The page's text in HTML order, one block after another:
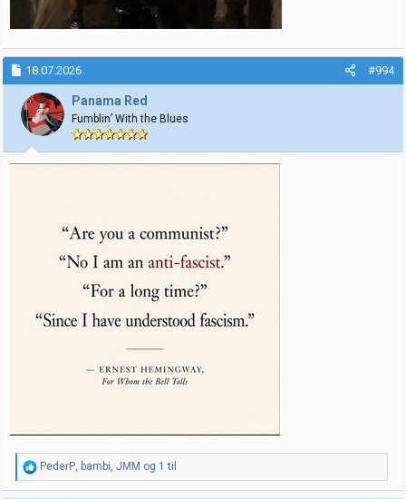
18.07.2026 #994
Panama Red
Fumblin’ With the Blues
R
e
a
PederP bambi JMM og 1 til